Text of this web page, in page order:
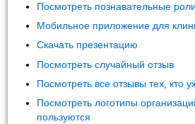
Посмотреть познавательные
Мобильное приложение для
Скачать презентацию
Посмотреть случайный отзыв
Посмотреть все отзывы тех, кто
Посмотреть логотипы
пользуются